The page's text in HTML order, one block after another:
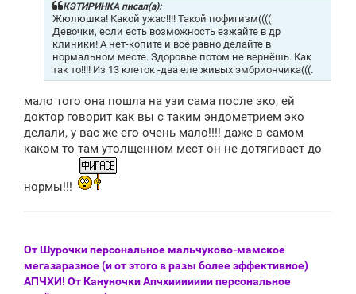
КЭТИРИНКА писал(а):
Жюлюшка! Какой ужас!!!! Такой пофигизм((((
Девочки, если есть возможность езжайте в др
клиники! А нет-копите и всё равно делайте в
нормальном месте. Здоровье потом не вернёшь. Как
так то!!!! Из 13 клеток -два еле живых эмбриончика(((.
мало того она пошла на узи сама после эко, ей
доктор говорит как вы с таким эндометрием эко
делали, у вас же его очень мало!!!! даже в самом
каком то там утолщенном мест он не дотягивает до
нормы!!!
От Шурочки персональное мальчуково-мамское
мегазаразное (и от этого в разы более эффективное)
АПЧХИ! От Кануночки Апчхиииииии персональное